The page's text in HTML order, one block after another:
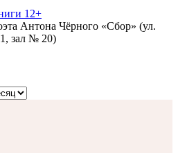
12+
Антона Чёрного «Сбор» (ул.
зал № 20)